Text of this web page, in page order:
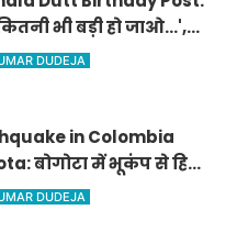
भी बड़ी हो जाओ...',
ने बेटी त्रिशाला को खास
DUDEJA
in Colombia
बोगोटा में भूकंप से हिली
115 KM गहराई में था केंद्र,
DUDEJA